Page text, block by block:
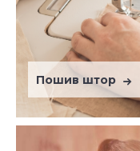
Пошив штор